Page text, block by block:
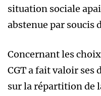
situation sociale
abstenue par soucis
Concernant les
CGT a fait valoir ses
sur la répartition de